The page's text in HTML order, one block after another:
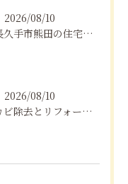
2026/08/10
長久手市熊田の住宅にカビが発生するのはなぜ？湿気・結露対策と業者選び
2026/08/10
カビ除去とリフォームを一括施工！費用削減と確実な根治